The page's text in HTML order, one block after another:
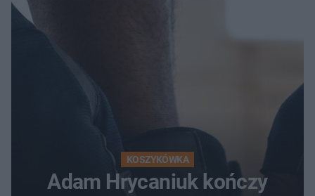
KOSZYKÓWKA
Adam Hrycaniuk kończy